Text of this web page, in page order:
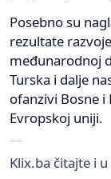
Posebno su
rezultate
međunarodnoj
Turska i dalje
ofanzivi Bosne i
Evropskoj uniji.
Klix.ba čitajte i